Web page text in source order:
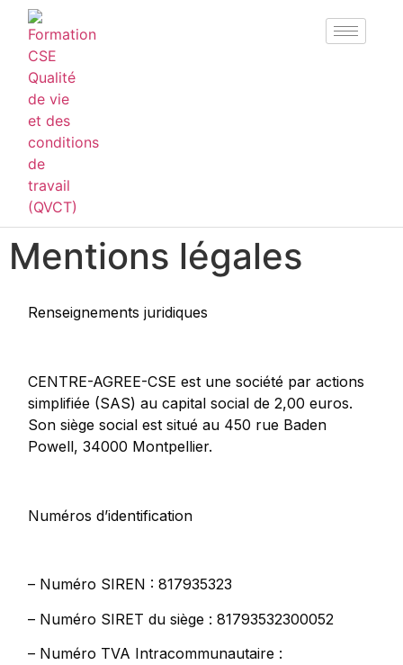
Mentions légales
Renseignements juridiques
CENTRE-AGREE-CSE est une société par actions
simplifiée (SAS) au capital social de 2,00 euros.
Son siège social est situé au 450 rue Baden
Powell, 34000 Montpellier.
Numéros d’identification
– Numéro SIREN : 817935323
– Numéro SIRET du siège : 81793532300052
– Numéro TVA Intracommunautaire :